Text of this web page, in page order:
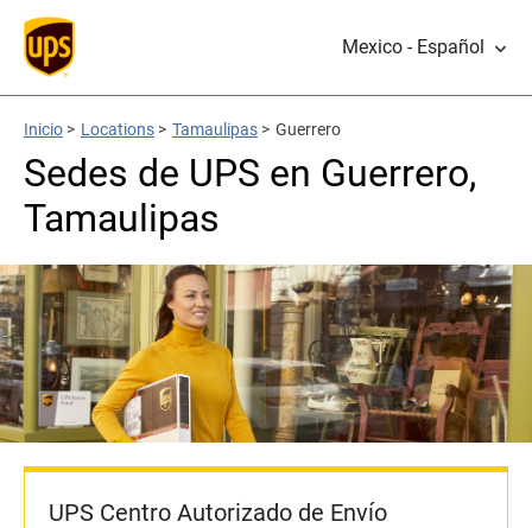
Mexico - Español
Inicio > Locations > Tamaulipas > Guerrero
Sedes de UPS en Guerrero,
Tamaulipas
UPS Centro Autorizado de Envío